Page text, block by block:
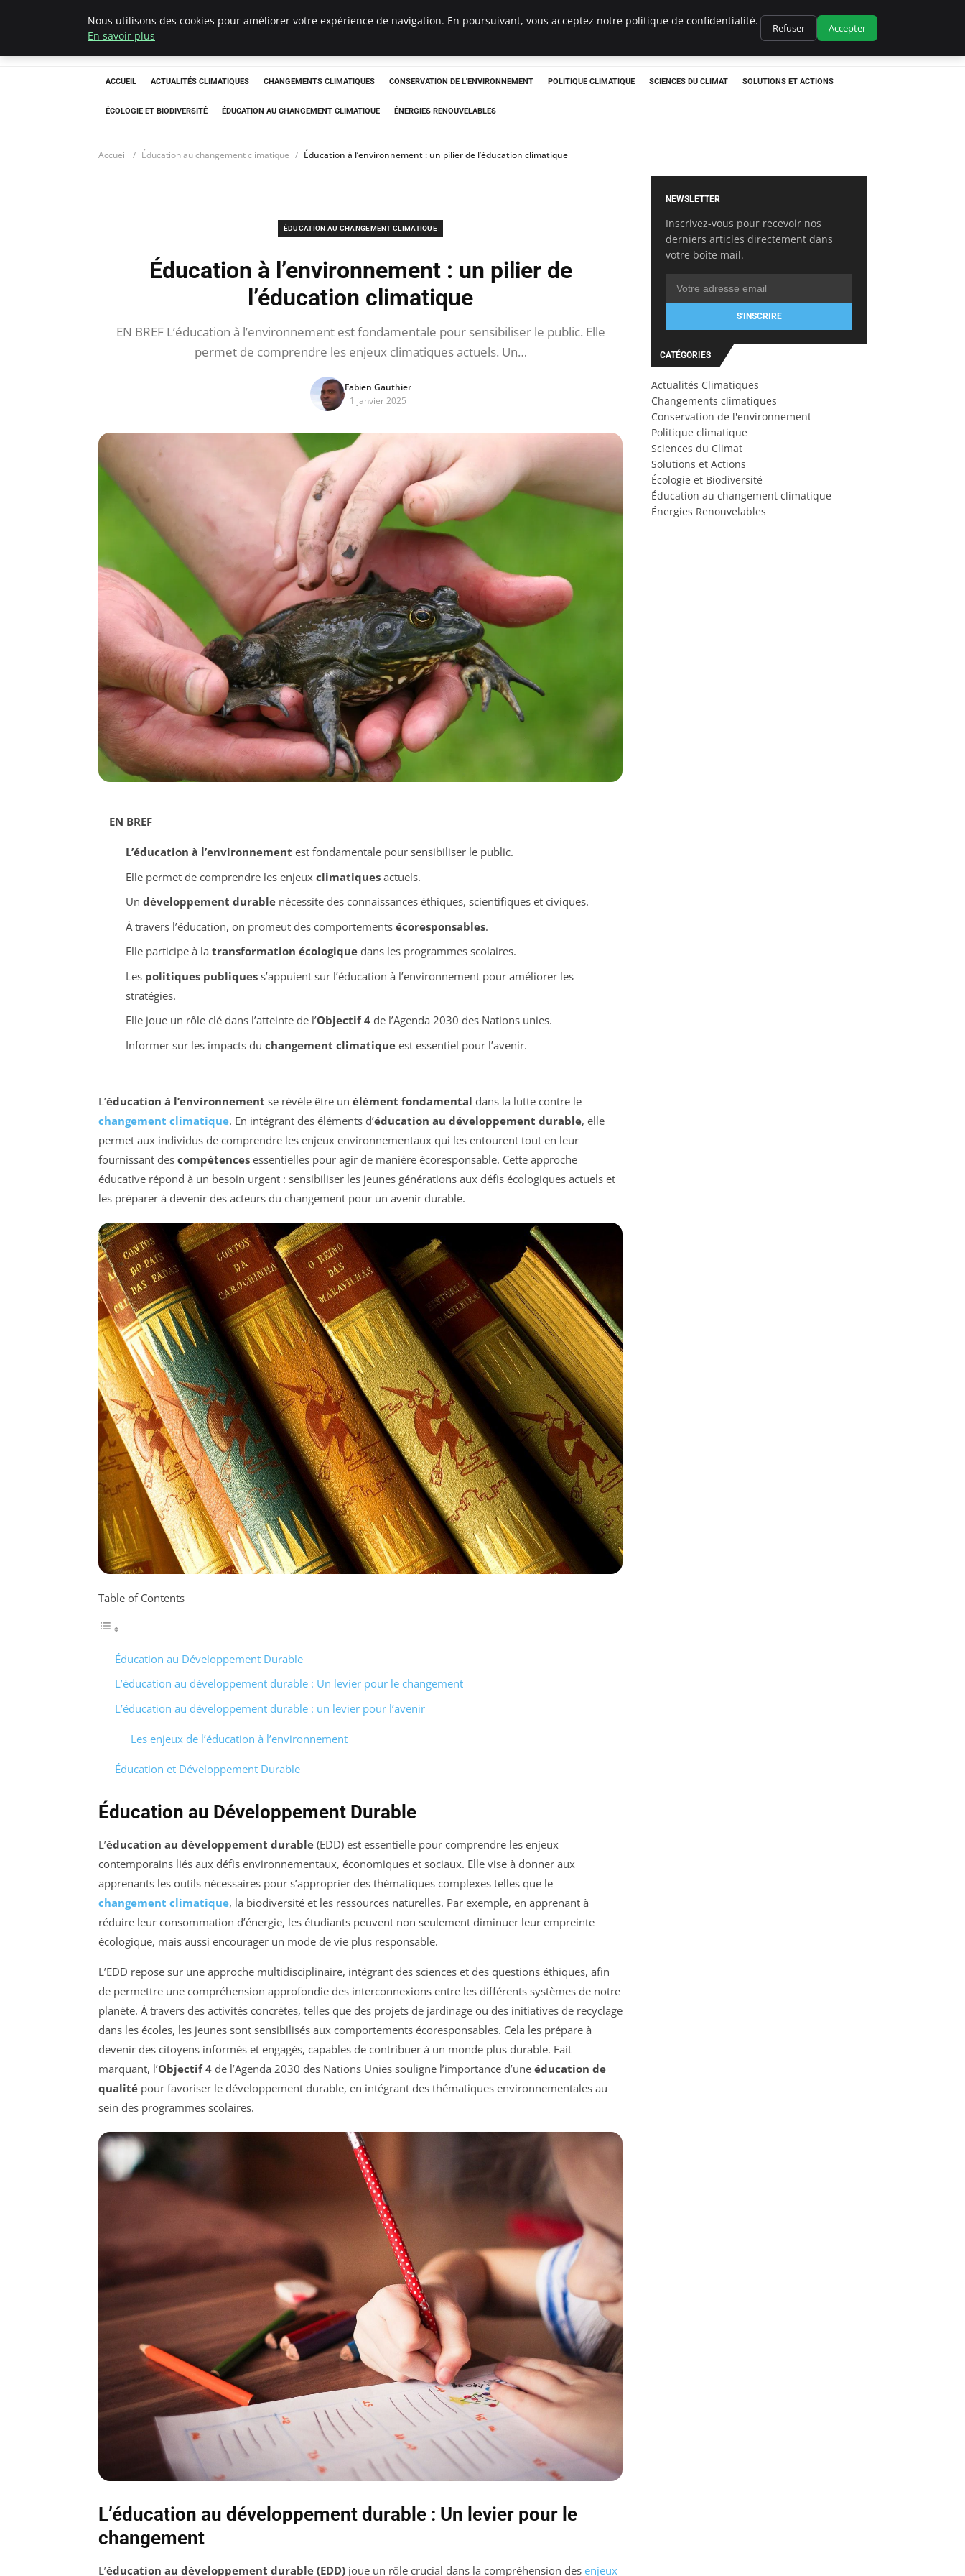
Climatedebtagents
ACCUEIL ACTUALITÉS CLIMATIQUES CHANGEMENTS CLIMATIQUES CONSERVATION DE L'ENVIRONNEMENT POLITIQUE CLIMATIQUE SCIENCES DU CLIMAT SOLUTIONS ET ACTIONS
ÉCOLOGIE ET BIODIVERSITÉ ÉDUCATION AU CHANGEMENT CLIMATIQUE ÉNERGIES RENOUVELABLES
Accueil Éducation au changement climatique Éducation à l’environnement : un pilier de l’éducation climatique
ÉDUCATION AU CHANGEMENT CLIMATIQUE
Éducation à l’environnement : un pilier de
l’éducation climatique
EN BREF L’éducation à l’environnement est fondamentale pour sensibiliser le public. Elle
permet de comprendre les enjeux climatiques actuels. Un…
Fabien Gauthier
1 janvier 2025
EN BREF
L’éducation à l’environnement est fondamentale pour sensibiliser le public.
Elle permet de comprendre les enjeux climatiquesactuels.
Un développement durablenécessite des connaissances éthiques, scientifiques et civiques.
À travers l’éducation, on promeut des comportements écoresponsables.
Elle participe à la transformation écologiquedans les programmes scolaires.
Les politiques publiquess’appuient sur l’éducation à l’environnement pour améliorer les
stratégies.
Elle joue un rôle clé dans l’atteinte de l’Objectif 4de l’Agenda 2030 des Nations unies.
Informer sur les impacts du changement climatiqueest essentiel pour l’avenir.
L’éducation à l’environnement se révèle être un élément fondamental dans la lutte contre le
changement climatique. En intégrant des éléments d’éducation au développement durable, elle
permet aux individus de comprendre les enjeux environnementaux qui les entourent tout en leur
fournissant des compétences essentielles pour agir de manière écoresponsable. Cette approche
éducative répond à un besoin urgent : sensibiliser les jeunes générations aux défis écologiques actuels et
les préparer à devenir des acteurs du changement pour un avenir durable.
Table of Contents
Éducation au Développement Durable
L’éducation au développement durable : Un levier pour le changement
L’éducation au développement durable : un levier pour l’avenir
Les enjeux de l’éducation à l’environnement
Éducation et Développement Durable
Éducation au Développement Durable
L’éducation au développement durable (EDD) est essentielle pour comprendre les enjeux
contemporains liés aux défis environnementaux, économiques et sociaux. Elle vise à donner aux
apprenants les outils nécessaires pour s’approprier des thématiques complexes telles que le
changement climatique, la biodiversité et les ressources naturelles. Par exemple, en apprenant à
réduire leur consommation d’énergie, les étudiants peuvent non seulement diminuer leur empreinte
écologique, mais aussi encourager un mode de vie plus responsable.
L’EDD repose sur une approche multidisciplinaire, intégrant des sciences et des questions éthiques, afin
de permettre une compréhension approfondie des interconnexions entre les différents systèmes de notre
planète. À travers des activités concrètes, telles que des projets de jardinage ou des initiatives de recyclage
dans les écoles, les jeunes sont sensibilisés aux comportements écoresponsables. Cela les prépare à
devenir des citoyens informés et engagés, capables de contribuer à un monde plus durable. Fait
marquant, l’Objectif 4 de l’Agenda 2030 des Nations Unies souligne l’importance d’une éducation de
qualité pour favoriser le développement durable, en intégrant des thématiques environnementales au
sein des programmes scolaires.
L’éducation au développement durable : Un levier pour le
changement
L’éducation au développement durable (EDD) joue un rôle crucial dans la compréhension des enjeux
NEWSLETTER
Inscrivez-vous pour recevoir nos
derniers articles directement dans
votre boîte mail.
S'INSCRIRE
CATÉGORIES
Actualités Climatiques
Changements climatiques
Conservation de l'environnement
Politique climatique
Sciences du Climat
Solutions et Actions
Écologie et Biodiversité
Éducation au changement climatique
Énergies Renouvelables
Nous utilisons des cookies pour améliorer votre expérience de navigation. En poursuivant, vous acceptez notre politique de confidentialité.
En savoir plus
Refuser Accepter